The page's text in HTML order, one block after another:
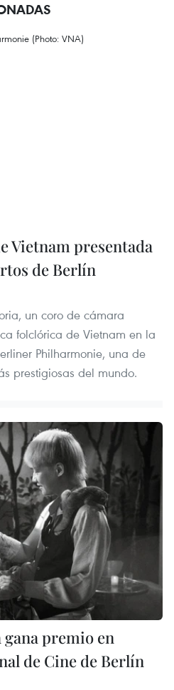
Vietnam presentada
de Berlín
un coro de cámara
folclórica de Vietnam en la
Philharmonie, una de
prestigiosas del mundo.
premio en
de Cine de Berlín